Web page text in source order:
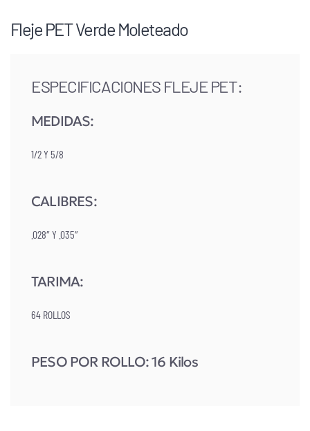
Fleje PET Verde Moleteado
ESPECIFICACIONES FLEJE PET:
MEDIDAS:
1/2 Y 5/8
CALIBRES:
.028″ Y .035″
TARIMA:
64 ROLLOS
PESO POR ROLLO: 16 Kilos